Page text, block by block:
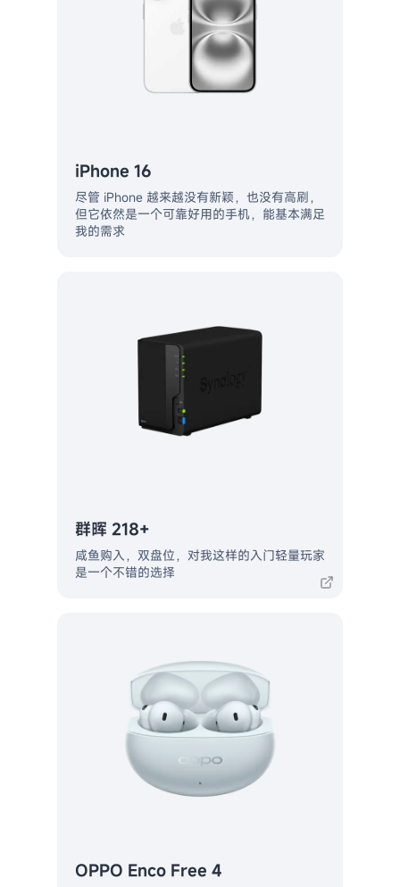
iPhone 16
尽管 iPhone 越来越没有新颖，也没有高刷，
但它依然是一个可靠好用的手机，能基本满足
我的需求
群晖 218+
咸鱼购入，双盘位，对我这样的入门轻量玩家
是一个不错的选择
OPPO Enco Free 4